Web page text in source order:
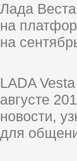
Лада
на
на
LADA
августе
новости,
для